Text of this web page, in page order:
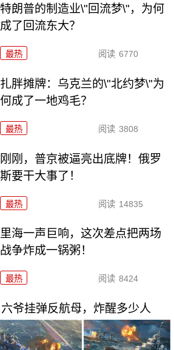
特朗普的制造业\"回流梦\"，为何
成了回流东大？
最热 阅读 6770
扎胖摊牌：乌克兰的\"北约梦\"为
何成了一地鸡毛？
最热 阅读 3808
刚刚，普京被逼亮出底牌！俄罗
斯要干大事了！
最热 阅读 14835
里海一声巨响，这次差点把两场
战争炸成一锅粥！
最热 阅读 8424
六爷挂弹反航母，炸醒多少人